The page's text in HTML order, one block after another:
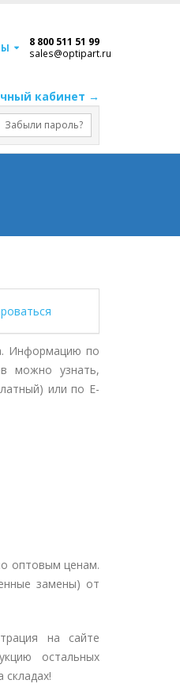
8 800 511 51 99
sales@optipart.ru
кабинет →
Забыли пароль?
Информацию по
можно узнать,
или по E-
оптовым ценам.
замены) от
на сайте
остальных